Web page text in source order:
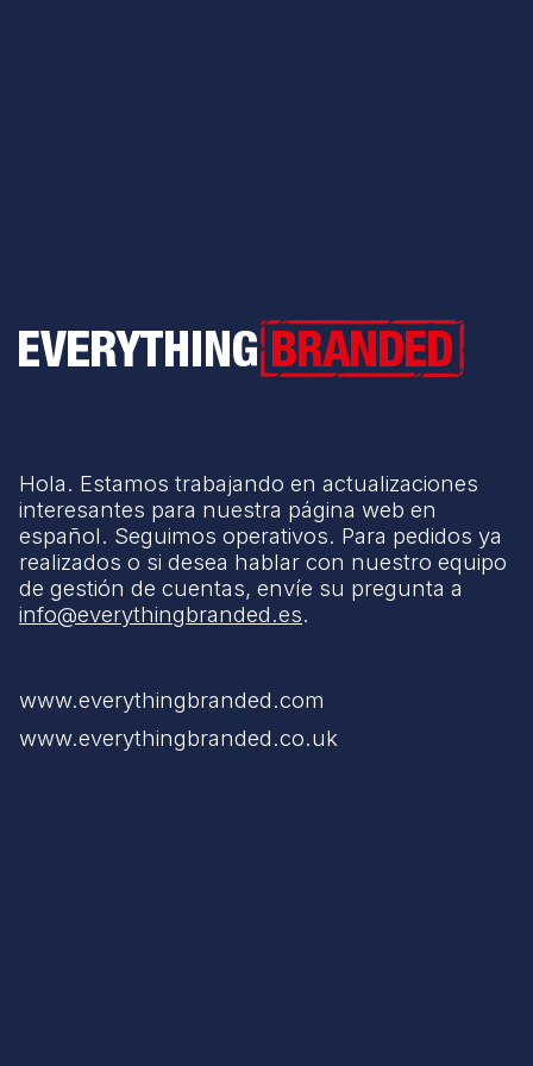
Everything Branded
Hola. Estamos trabajando en actualizaciones
interesantes para nuestra página web en
español. Seguimos operativos. Para pedidos ya
realizados o si desea hablar con nuestro equipo
de gestión de cuentas, envíe su pregunta a
info@everythingbranded.es.
www.everythingbranded.com
www.everythingbranded.co.uk